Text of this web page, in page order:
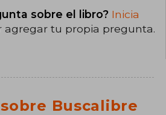
sobre el libro? Inicia
agregar tu propia pregunta.
Buscalibre